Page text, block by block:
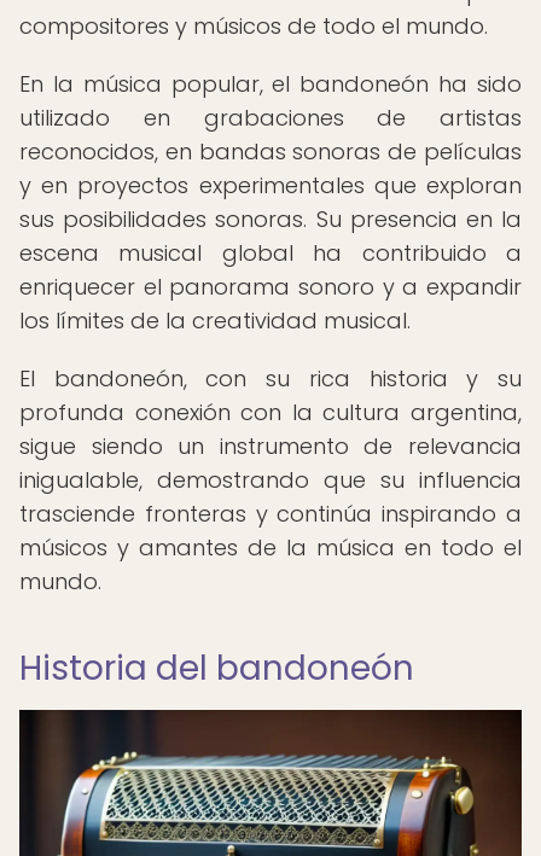
compositores y músicos de todo el mundo.
En la música popular, el bandoneón ha sido
utilizado en grabaciones de artistas
reconocidos, en bandas sonoras de películas
y en proyectos experimentales que exploran
sus posibilidades sonoras. Su presencia en la
escena musical global ha contribuido a
enriquecer el panorama sonoro y a expandir
los límites de la creatividad musical.
El bandoneón, con su rica historia y su
profunda conexión con la cultura argentina,
sigue siendo un instrumento de relevancia
inigualable, demostrando que su influencia
trasciende fronteras y continúa inspirando a
músicos y amantes de la música en todo el
mundo.
Historia del bandoneón